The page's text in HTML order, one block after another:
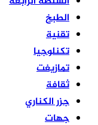
الطبخ
تقنية
تكنلوجيا
تمازيغت
ثقافة
جزر الكناري
جهات